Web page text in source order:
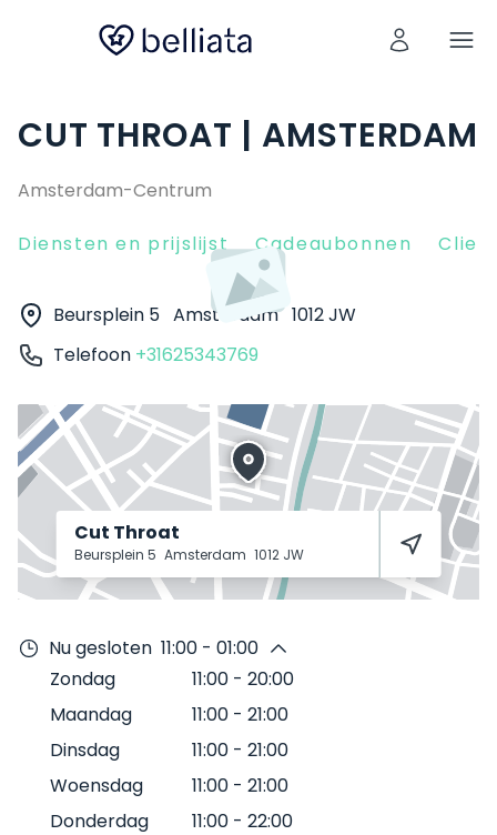
CUT THROAT | AMSTERDAM
Amsterdam-Centrum
Diensten en prijslijst Cadeaubonnen
Beursplein 5 Amsterdam 1012 JW
Telefoon +31625343769
Cut Throat
Beursplein 5 Amsterdam 1012 JW
Nu gesloten 11:00 - 01:00
Zondag
11:00 - 20:00
Maandag
11:00 - 21:00
Dinsdag
11:00 - 21:00
Woensdag
11:00 - 21:00
Donderdag
11:00 - 22:00